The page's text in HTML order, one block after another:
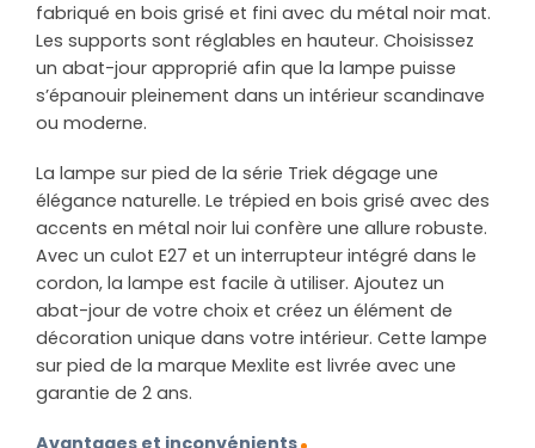
fabriqué en bois grisé et fini avec du métal noir mat.
Les supports sont réglables en hauteur. Choisissez
un abat-jour approprié afin que la lampe puisse
s’épanouir pleinement dans un intérieur scandinave
ou moderne.
La lampe sur pied de la série Triek dégage une
élégance naturelle. Le trépied en bois grisé avec des
accents en métal noir lui confère une allure robuste.
Avec un culot E27 et un interrupteur intégré dans le
cordon, la lampe est facile à utiliser. Ajoutez un
abat-jour de votre choix et créez un élément de
décoration unique dans votre intérieur. Cette lampe
sur pied de la marque Mexlite est livrée avec une
garantie de 2 ans.
Avantages et inconvénients